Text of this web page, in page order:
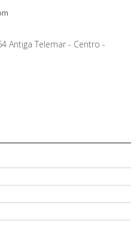
Antiga Telemar - Centro -